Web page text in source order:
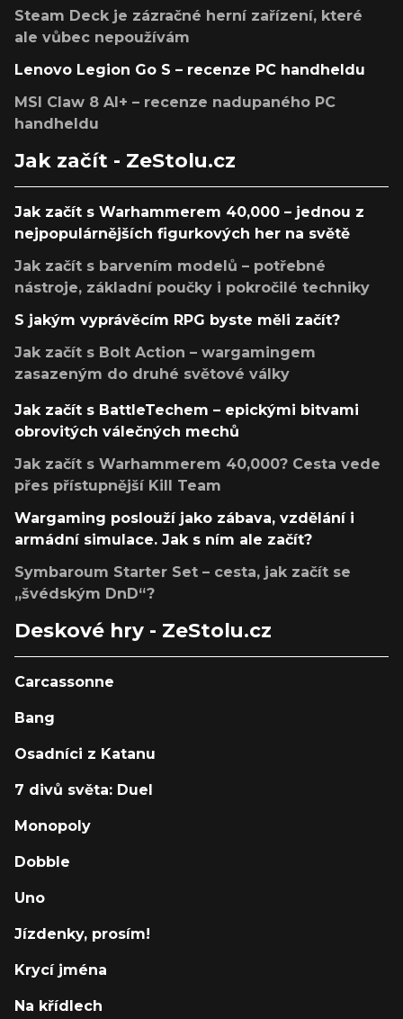
Steam Deck je zázračné herní zařízení, které
ale vůbec nepoužívám
Lenovo Legion Go S – recenze PC handheldu
MSI Claw 8 AI+ – recenze nadupaného PC
handheldu
Jak začít - ZeStolu.cz
Jak začít s Warhammerem 40,000 – jednou z
nejpopulárnějších figurkových her na světě
Jak začít s barvením modelů – potřebné
nástroje, základní poučky i pokročilé techniky
S jakým vyprávěcím RPG byste měli začít?
Jak začít s Bolt Action – wargamingem
zasazeným do druhé světové války
Jak začít s BattleTechem – epickými bitvami
obrovitých válečných mechů
Jak začít s Warhammerem 40,000? Cesta vede
přes přístupnější Kill Team
Wargaming poslouží jako zábava, vzdělání i
armádní simulace. Jak s ním ale začít?
Symbaroum Starter Set – cesta, jak začít se
„švédským DnD“?
Deskové hry - ZeStolu.cz
Carcassonne
Bang
Osadníci z Katanu
7 divů světa: Duel
Monopoly
Dobble
Uno
Jízdenky, prosím!
Krycí jména
Na křídlech